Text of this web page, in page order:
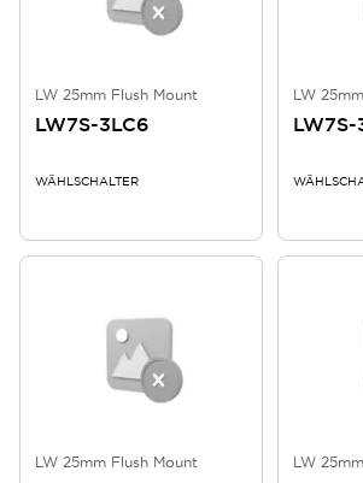
LW 25mm Flush Mount
LW7S-3LC6
WÄHLSCHALTER
LW
LW 25mm Flush Mount LW